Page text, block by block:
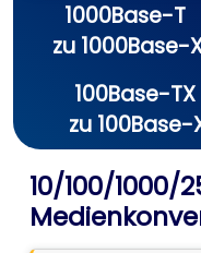
1000Base-T
zu 1000Base-
100Base-TX
zu 100Base-
10/100/1000/